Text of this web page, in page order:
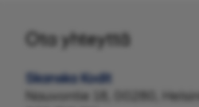
Ota yhteyttä
Skanska Kodit
Nauvontie 18, 00280,